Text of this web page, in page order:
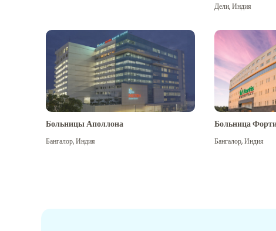
Дели,Индия
Больницы Аполлона
Бангалор,Индия
Больница
Бангалор,Индия